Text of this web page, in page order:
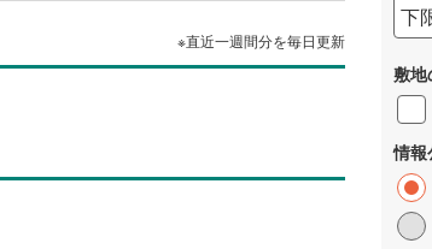
※直近一週間分を毎日更新
下
敷地
情報